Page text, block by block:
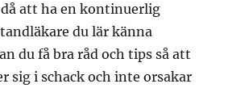
att ha en kontinuerlig
du lär känna
du få bra råd och tips så att
sig i schack och inte orsakar